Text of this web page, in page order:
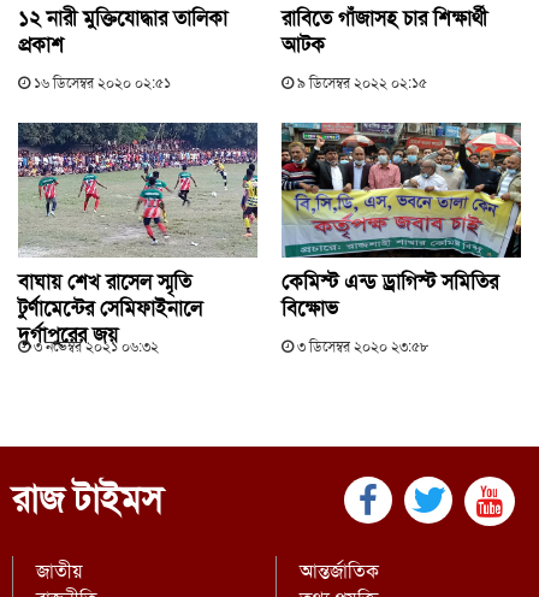
১২ নারী মুক্তিযোদ্ধার তালিকা
প্রকাশ
১৬ ডিসেম্বর ২০২০ ০২:৫১
রাবিতে গাঁজাসহ চার শিক্ষার্থী
আটক
৯ ডিসেম্বর ২০২২ ০২:১৫
বাঘায় শেখ রাসেল স্মৃতি
টুর্ণামেন্টের সেমিফাইনালে
দুর্গাপুরের জয়
৩ নভেম্বর ২০২১ ০৬:৩২
কেমিস্ট এন্ড ড্রাগিস্ট সমিতির
বিক্ষোভ
৩ ডিসেম্বর ২০২০ ২৩:৫৮
রাজ টাইমস
জাতীয়
আন্তর্জাতিক